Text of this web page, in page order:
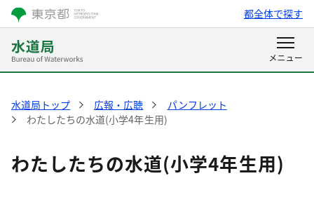
都全体で探す
水道局トップ 広報・広聴
パンフレット
わたしたちの水道(小学4年生用)
わたしたちの水道(小学4年生用)